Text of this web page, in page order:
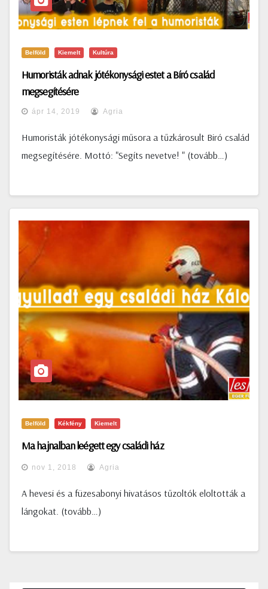
Belföld Kiemelt Kultúra
Humoristák adnak jótékonysági estet a Bíró család
megsegítésére
ápr 14, 2019 Agria
Humoristák jótékonysági műsora a tűzkárosult Biró család
megsegítésére. Mottó: "Segíts nevetve! " (tovább…)
Belföld Kékfény Kiemelt
Ma hajnalban leégett egy családi ház
nov 1, 2018 Agria
A hevesi és a füzesabonyi hivatásos tűzoltók eloltották a
lángokat. (tovább…)